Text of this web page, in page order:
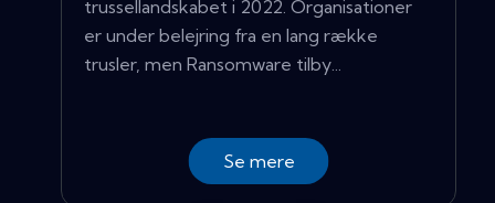
trussellandskabet i 2022. Organisationer
er under belejring fra en lang række
trusler, men Ransomware tilby...
Se mere